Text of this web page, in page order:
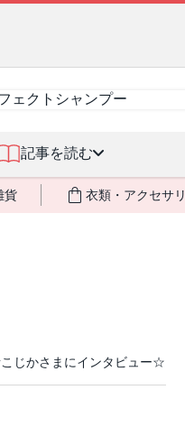
記事を読む
貨 衣類・アクセサリ
じかさまにインタビュー☆